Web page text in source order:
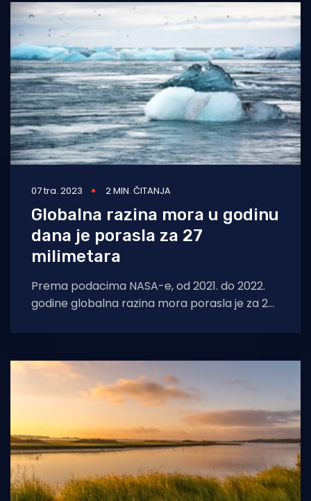
07 tra. 2023 2 MIN. ČITANJA
Globalna razina mora u godinu
dana je porasla za 27
milimetara
Prema podacima NASA-e, od 2021. do 2022.
godine globalna razina mora porasla je za 27